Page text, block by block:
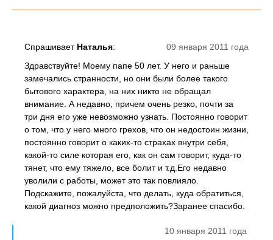
09 января 2011 года
Спрашивает Наталья:
Здравствуйте! Моему папе 50 лет. У него и раньше
замечались странности, но они были более такого
бытового характера, на них никто не обращал
внимание. А недавно, причем очень резко, почти за
три дня его уже невозможно узнать. Постоянно говорит
о том, что у него много грехов, что он недостоин жизни,
постоянно говорит о каких-то страхах внутри себя,
какой-то силе которая его, как он сам говорит, куда-то
тянет, что ему тяжело, все болит и т.д.Его недавно
уволили с работы, может это так повлияло.
Подскажите, пожалуйста, что делать, куда обратиться,
какой диагноз можно предположить?Заранее спасибо.
10 января 2011 года